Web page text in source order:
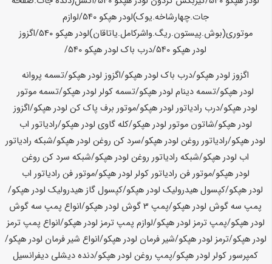
جات.چهارشاخه.یوک)لودرهپکو 540
/لوازم
موتوری(بوش.پیستون.ریگ.واشرکامل.یاتاقان)لودرهپکو 540
/اگزوز
لودرهپکو /درب باک لودر هپکو
اگزوز لودر هپکو/درب باک لودر هپکو/اگزوز لودر هپکو/تسمه پروانه
لودر هپکو/تسمه دینام لودر هپکو/تسمه کولر لودر هپکو/تسمه موتور
لودر هپکو/درب رادیاتور لودر هپکو/موتور برف پاک کن لودر هپکو/اگزوز
لودر هپکو/شاتون موتور لودر هپکو/کله گاوی لودر هپکو/رادیاتور اب
لودر هپکو/رادیاتور روغن لودر هپکو/سرد کن روغن لودر هپکو/شبکه رادیاتور
اب لودر هپکو/شبکه رادیاتور روغن لودر هپکو/شبکه سرد کن روغن
لودر هپکو/موتور فن رادیاتور کولر لودر هپکو/موتور فن رادیاتور اب
لودر هپکو/کپسول هیدرولیک لودر هپکو/کپسول گاز هیدرولیک لودر هپکو/
پمپ سه گوش لودر هپکو/پمپ 3 گوش لودر هپکو/انواع پمپ سه گوش
لودر هپکو/پمپ ترمز لودر هپکو/لوازم پمپ ترمز لودر هپکو/انواع پمپ ترمز
لودر هپکو/ترمز لودر هپکو/شیر فرمان لودر هپکو/انواع شیر فرمان لودر هپکو/
کمپرسور کولر لودر هپکو/پمپ روغن لودر هپکو/دنده دیشلی دیفرانسیل